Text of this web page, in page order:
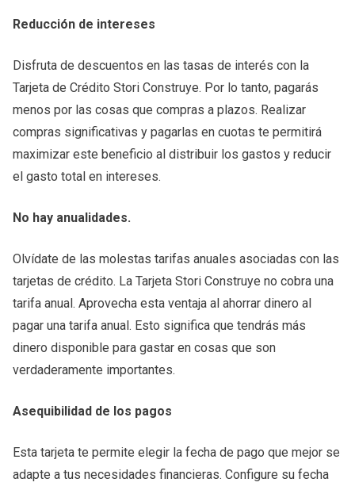
Reducción de intereses
Disfruta de descuentos en las tasas de interés con la
Tarjeta de Crédito Stori Construye. Por lo tanto, pagarás
menos por las cosas que compras a plazos. Realizar
compras significativas y pagarlas en cuotas te permitirá
maximizar este beneficio al distribuir los gastos y reducir
el gasto total en intereses.
No hay anualidades.
Olvídate de las molestas tarifas anuales asociadas con las
tarjetas de crédito. La Tarjeta Stori Construye no cobra una
tarifa anual. Aprovecha esta ventaja al ahorrar dinero al
pagar una tarifa anual. Esto significa que tendrás más
dinero disponible para gastar en cosas que son
verdaderamente importantes.
Asequibilidad de los pagos
Esta tarjeta te permite elegir la fecha de pago que mejor se
adapte a tus necesidades financieras. Configure su fecha